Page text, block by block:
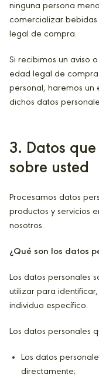
ninguna persona
comercializar
legal de compra.
Si recibimos un aviso
edad legal de
personal, haremos
dichos datos
3. Datos
sobre usted
Procesamos datos
productos y servicios
nosotros.
¿Qué son los datos
Los datos personales
utilizar para
individuo específico.
Los datos personales
Los datos
directamente;